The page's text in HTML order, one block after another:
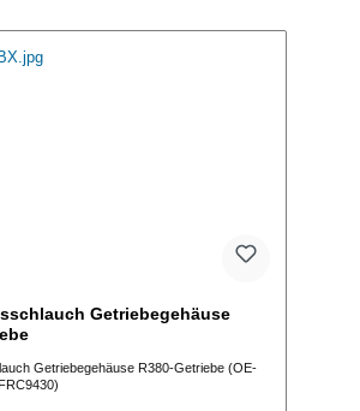
Getriebegehäuse
Getriebegehäuse R380-Getriebe (OE-